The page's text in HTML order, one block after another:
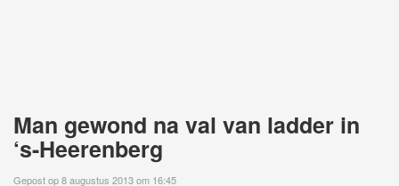
Man gewond na val van ladder in
‘s-Heerenberg
Gepost op 8 augustus 2013 om 16:45